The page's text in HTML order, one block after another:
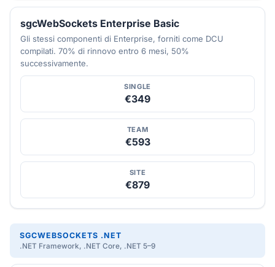
sgcWebSockets Enterprise Basic
Gli stessi componenti di Enterprise, forniti come DCU
compilati. 70% di rinnovo entro 6 mesi, 50%
successivamente.
SINGLE
€349
TEAM
€593
SITE
€879
SGCWEBSOCKETS .NET
.NET Framework, .NET Core, .NET 5–9